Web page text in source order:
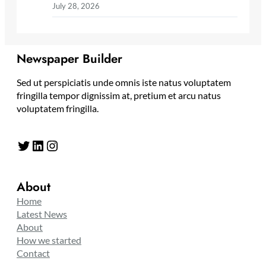
July 28, 2026
Newspaper Builder
Sed ut perspiciatis unde omnis iste natus voluptatem
fringilla tempor dignissim at, pretium et arcu natus
voluptatem fringilla.
Twitter LinkedIn Instagram
About
Home
Latest News
About
How we started
Contact